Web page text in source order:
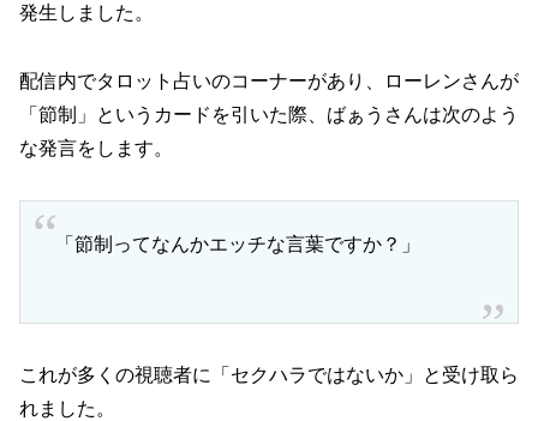
発生しました。
配信内でタロット占いのコーナーがあり、ローレンさんが
「節制」というカードを引いた際、ばぁうさんは次のよう
な発言をします。
「節制ってなんかエッチな言葉ですか？」
これが多くの視聴者に「セクハラではないか」と受け取ら
れました。